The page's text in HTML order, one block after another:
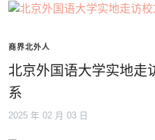
商界北外人
北京外国语大学实地走
系
2025 年 02 月 03 日